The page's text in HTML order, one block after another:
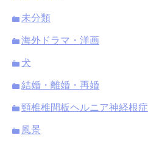
未分類
海外ドラマ・洋画
犬
結婚・離婚・再婚
頸椎椎間板ヘルニア神経根症
風景